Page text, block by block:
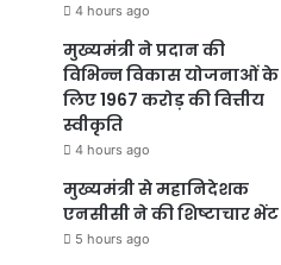
4 hours ago
मुख्यमंत्री ने प्रदान की
विभिन्न विकास योजनाओं के
लिए 1967 करोड़ की वित्तीय
स्वीकृति
4 hours ago
मुख्यमंत्री से महानिदेशक
एनसीसी ने की शिष्टाचार भेंट
5 hours ago